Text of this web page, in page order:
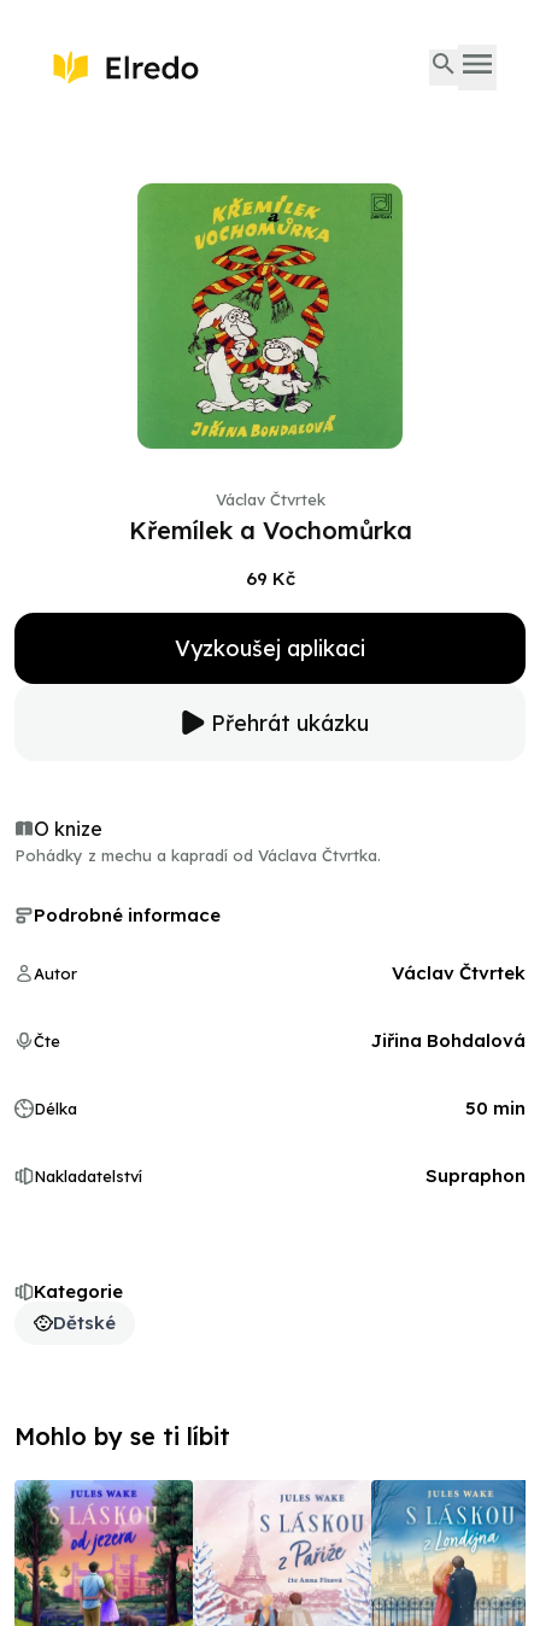
Václav Čtvrtek
Křemílek a Vochomůrka
69 Kč
Vyzkoušej aplikaci
Přehrát ukázku
O knize
Pohádky z mechu a kapradí od Václava Čtvrtka.
Kategorie
Dětské
Podrobné informace
Autor Václav Čtvrtek
Čte Jiřina Bohdalová
Délka 50 min
Nakladatelství Supraphon
Mohlo by se ti líbit